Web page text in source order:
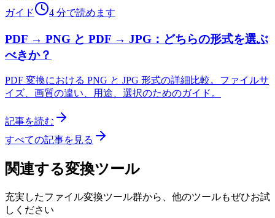
ガイド
4 分で読めます
PDF → PNG と PDF → JPG：どちらの形式を選ぶ
べきか？
PDF 変換における PNG と JPG 形式の詳細比較。ファイルサ
イズ、画質の違い、用途、選択のためのガイド。
記事を読む
すべての記事を見る
関連する変換ツール
充実したファイル変換ツール群から、他のツールもぜひお試
しください